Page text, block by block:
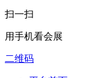
扫一扫
用手机看会展
二维码